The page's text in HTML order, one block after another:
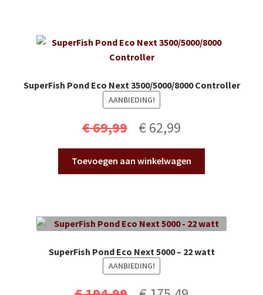
SuperFish Pond Eco Next 3500/5000/8000 Controller
AANBIEDING!
€69,99
Oorspronkelijke
prijs
was:
€62,99
prijs
is:
Toevoegen aan winkelwagen
SuperFish Pond Eco Next 5000 – 22 watt
AANBIEDING!